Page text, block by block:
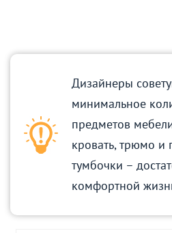
Дизайнеры
минимальное
предметов
кровать, трюмо и
тумбочки –
комфортной